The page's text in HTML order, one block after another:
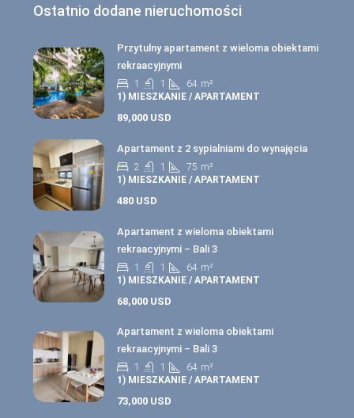
Ostatnio dodane nieruchomości
Przytulny apartament z wieloma obiektami
rekraacyjnymi
1 1 64 m²
1) MIESZKANIE / APARTAMENT
89,000 USD
Apartament z 2 sypialniami do wynajęcia
2 1 75 m²
1) MIESZKANIE / APARTAMENT
480 USD
Apartament z wieloma obiektami
rekraacyjnymi – Bali 3
1 1 64 m²
1) MIESZKANIE / APARTAMENT
68,000 USD
Apartament z wieloma obiektami
rekraacyjnymi – Bali 3
1 1 64 m²
1) MIESZKANIE / APARTAMENT
73,000 USD